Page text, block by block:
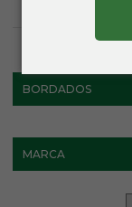
MARCA
BORDADOS